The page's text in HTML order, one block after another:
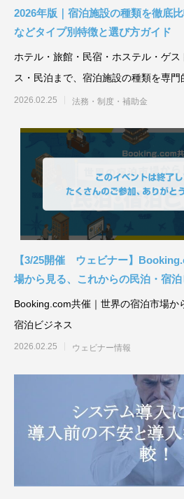
2026年版｜宿泊施設の種類を徹底
などタイプ別特徴と選び方ガイド
ホテル・旅館・民宿・ホステル・ゲ
ス・民泊まで、宿泊施設の種類を専門
説。利用目的・料金相場
2026.02.25 法務・制度・補助金
【3/25開催 ウェビナー】
場から見る、これからの民泊・宿
Booking.com共催｜世界の宿泊市場か
宿泊ビジネス
2026.02.25 ウェビナー情報